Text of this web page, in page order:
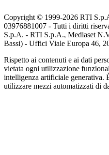
Copyright © 1999-2026 RTI
03976881007 - Tutti i diritti
S.p.A. - RTI S.p.A., Mediaset
Bassi) - Uffici Viale Europa 46,
Rispetto ai contenuti e ai dati
vietata ogni utilizzazione
intelligenza artificiale generativa.
utilizzare mezzi automatizzati di